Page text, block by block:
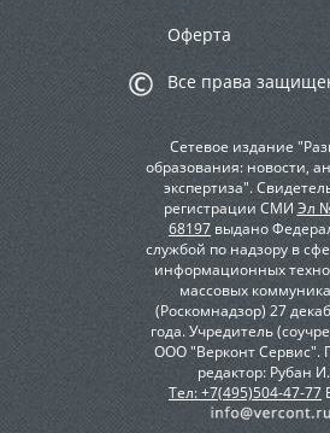
Оферта
Все права
Сетевое издание
образования: новости,
экспертиза".
регистрации СМИ Эл
68197выдано
службой по надзору в
информационных
массовых
(Роскомнадзор) 27
года. Учредитель
ООО "Верконт Сервис".
редактор: Рубан
Тел: +7(495)504-47-77